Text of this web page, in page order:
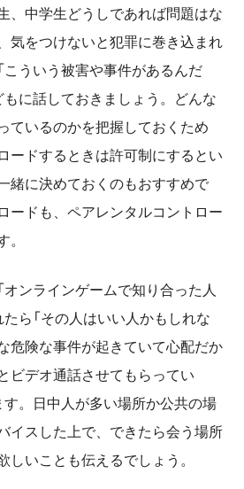
中学生どうしであれば問題はな
気をつけないと犯罪に巻き込まれ
こういう被害や事件があるんだ
もに話しておきましょう。どんな
ているのかを把握しておくため
ードするときは許可制にするとい
緒に決めておくのもおすすめで
ードも、ペアレンタルコントロー
。
ンラインゲームで知り合った人
たら「その人はいい人かもしれな
危険な事件が起きていて心配だか
ビデオ通話させてもらってい
す。日中人が多い場所か公共の場
イスした上で、できたら会う場所
しいことも伝えるでしょう。